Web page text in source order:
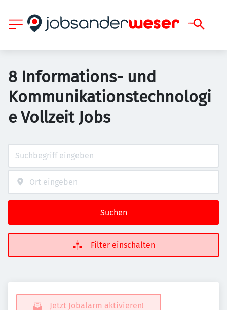
8 Informations- und
Kommunikationstechnologi
e Vollzeit Jobs
Suchen
Filter einschalten
Jetzt Jobalarm aktivieren!